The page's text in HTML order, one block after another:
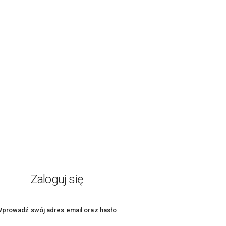
Zaloguj się
swój adres email oraz hasło